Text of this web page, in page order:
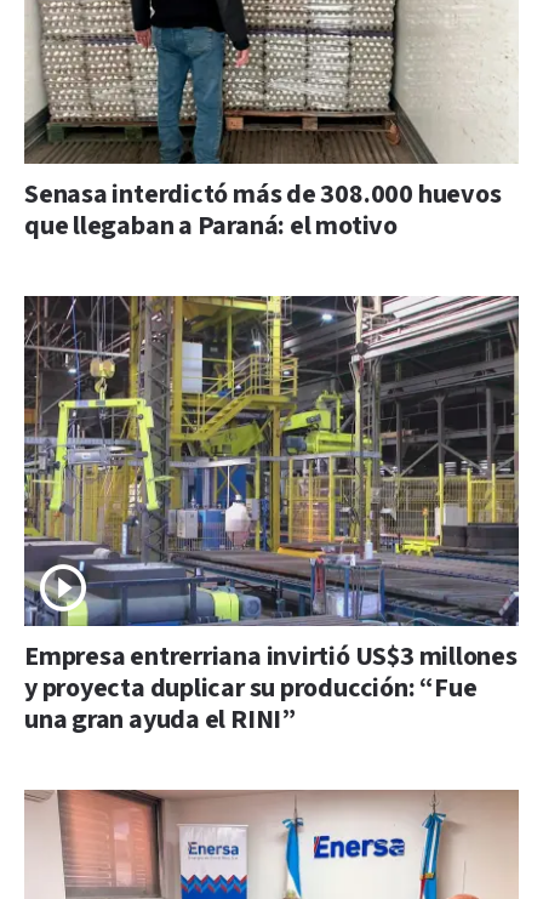
Senasa interdictó más de 308.000 huevos
que llegaban a Paraná: el motivo
Empresa entrerriana invirtió US$3 millones
y proyecta duplicar su producción: “Fue
una gran ayuda el RINI”